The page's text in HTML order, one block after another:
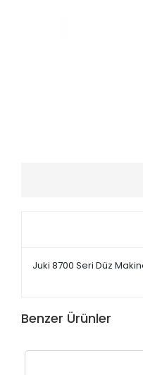
Juki 8700 Seri Düz
Benzer Ürünler